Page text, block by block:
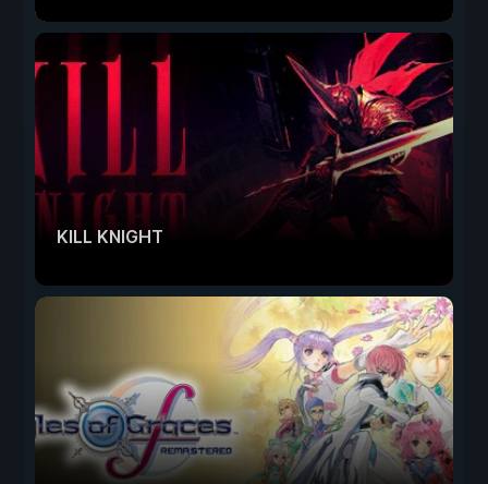
KILL KNIGHT